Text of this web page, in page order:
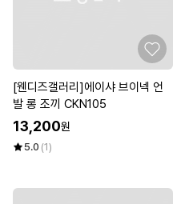
[웬디즈갤러리]에이샤 브이넥 언
발 롱 조끼 CKN105
13,200원
5.0 (1)